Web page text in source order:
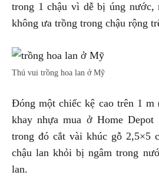
trong 1 chậu vì dễ bị úng
không ưa trồng trong chậu rộng
Thú vui trồng hoa lan ở Mỹ
Đóng một chiếc kệ cao trên 1
khay nhựa mua ở Home Depot
trong đó cắt vài khúc gỗ 2,5×5
chậu lan khỏi bị ngâm trong
lan.